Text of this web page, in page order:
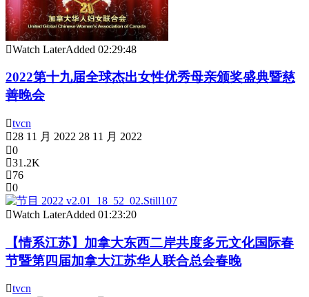
Watch LaterAdded 02:29:48
2022第十九届全球杰出女性优秀母亲颁奖盛典暨慈
善晚会
tvcn
28 11 月 2022 28 11 月 2022
0
31.2K
76
0
Watch LaterAdded 01:23:20
【情系江苏】加拿大东西二岸共度多元文化国际春
节暨第四届加拿大江苏华人联合总会春晚
tvcn